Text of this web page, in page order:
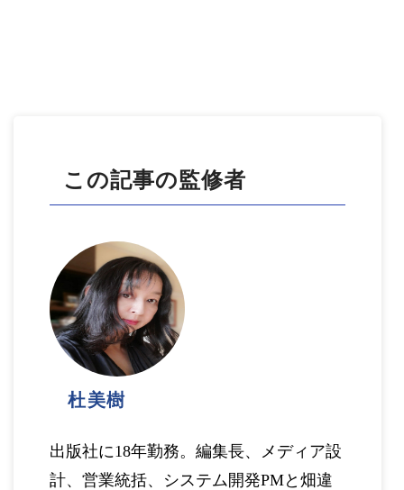
この記事の監修者
杜美樹
出版社に18年勤務。編集長、メディア設
計、営業統括、システム開発PMと畑違